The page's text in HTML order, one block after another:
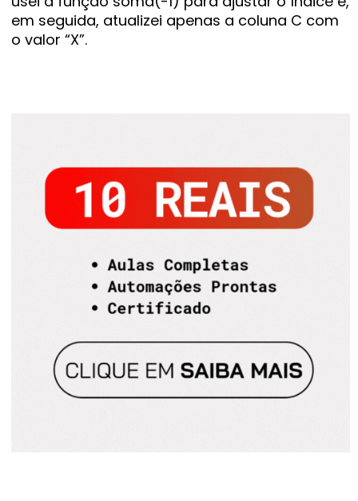
em seguida, atualizei apenas a coluna C com
o valor “X”.